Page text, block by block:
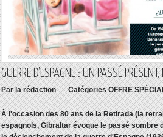
GUERRE D’ESPAGNE : UN PASSÉ
Par la rédaction Catégories OFFRE
À l'occasion des 80 ans de la Retirada (la
espagnols, Gibraltar évoque le passé sombre